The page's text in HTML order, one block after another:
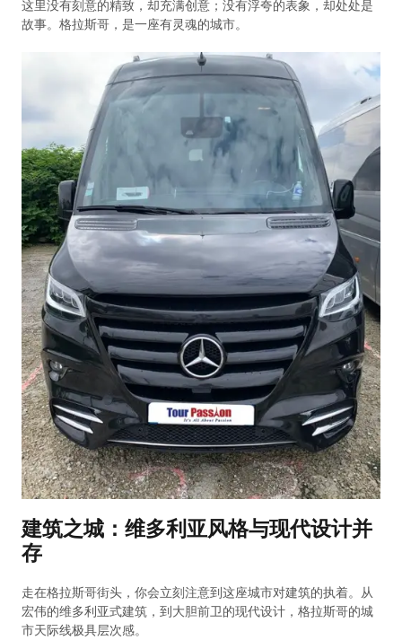
这里没有刻意的精致，却充满创意；没有浮夸的表象，却处处是
故事。格拉斯哥，是一座有灵魂的城市。
建筑之城：维多利亚风格与现代设计并
存
走在格拉斯哥街头，你会立刻注意到这座城市对建筑的执着。从
宏伟的维多利亚式建筑，到大胆前卫的现代设计，格拉斯哥的城
市天际线极具层次感。